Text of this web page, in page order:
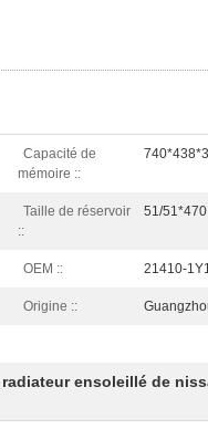
Capacité de
mémoire ::
Taille de réservoir
::
51/51*470
OEM :: 21410-
Origine ::
radiateur ensoleillé de